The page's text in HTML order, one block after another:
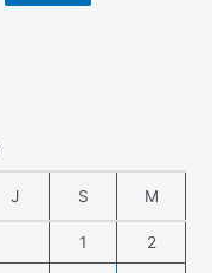
J S M
1 2